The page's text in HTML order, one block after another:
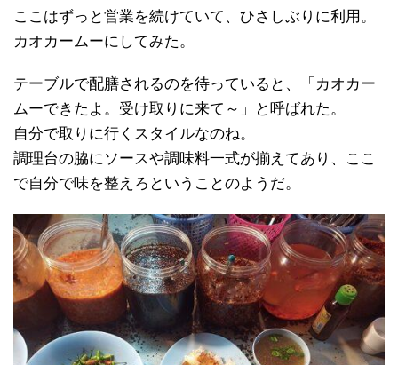
ここはずっと営業を続けていて、ひさしぶりに利用。
カオカームーにしてみた。
テーブルで配膳されるのを待っていると、「カオカー
ムーできたよ。受け取りに来て～」と呼ばれた。
自分で取りに行くスタイルなのね。
調理台の脇にソースや調味料一式が揃えてあり、ここ
で自分で味を整えろということのようだ。